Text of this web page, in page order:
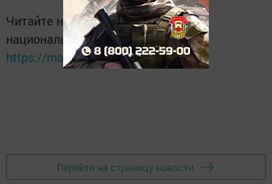
Читайте новости Татарстана в
национальном мессенджере MАХ:
https://max.ru/tatmedia
Перейти на страницу новости